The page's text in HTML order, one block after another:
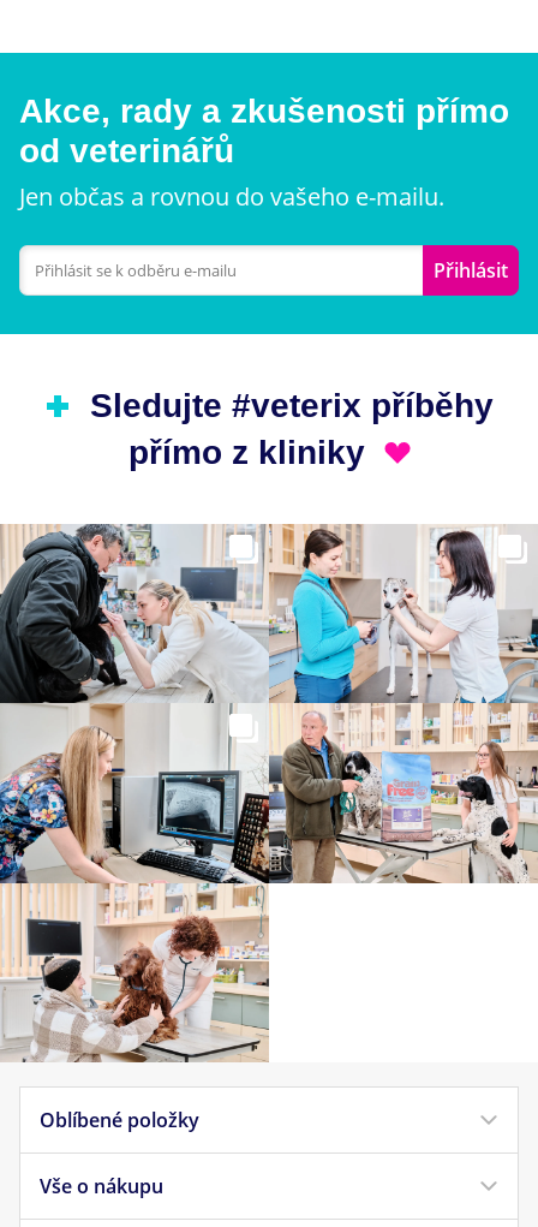
Akce, rady a zkušenosti přímo
od veterinářů
Jen občas a rovnou do vašeho e-mailu.
Přihlásit
Sledujte #veterix příběhy
přímo z kliniky
Oblíbené položky
Krmivo pro psy
Vše o nákupu